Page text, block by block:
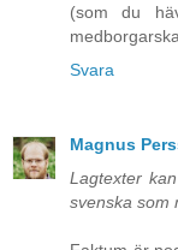
(som du
Svara
Magnus
Lagtexter
svenska som